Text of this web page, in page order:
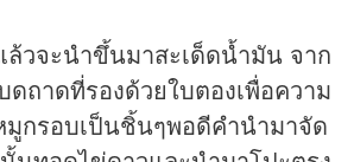
ล้วจะนำขึ้นมาสะเด็ดน้ำมัน จาก
ถาดที่รองด้วยใบตองเพื่อความ
กรอบเป็นชิ้นๆพอดีคำนำมาจัด